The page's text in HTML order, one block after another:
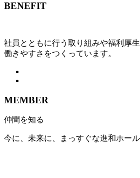
BENEFIT
社員とともに行う取り組みや福利厚生
働きやすさをつくっています。
MEMBER
仲間を知る
今に、未来に、まっすぐな進和ホー